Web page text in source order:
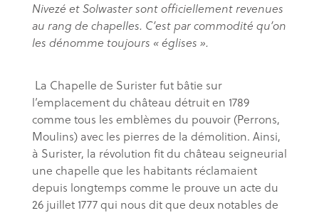
Nivezé et Solwaster sont officiellement revenues
au rang de chapelles. C’est par commodité qu’on
les dénomme toujours « églises ».
La Chapelle de Surister fut bâtie sur
l’emplacement du château détruit en 1789
comme tous les emblèmes du pouvoir (Perrons,
Moulins) avec les pierres de la démolition. Ainsi,
à Surister, la révolution fit du château seigneurial
une chapelle que les habitants réclamaient
depuis longtemps comme le prouve un acte du
26 juillet 1777 qui nous dit que deux notables de